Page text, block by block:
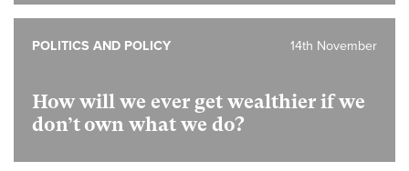
How will we ever get wealthier if we
don’t own what we do?
14th November
POLITICS AND POLICY